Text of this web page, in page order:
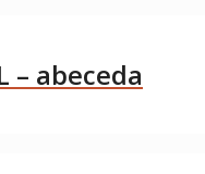
– abeceda